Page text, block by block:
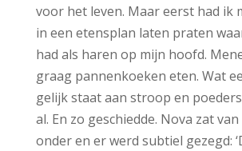
voor het leven. Maar eerst had ik
in een etensplan laten praten
had als haren op mijn hoofd.
graag pannenkoeken eten. Wat
gelijk staat aan stroop en
al. En zo geschiedde. Nova zat
onder en er werd subtiel gezegd: